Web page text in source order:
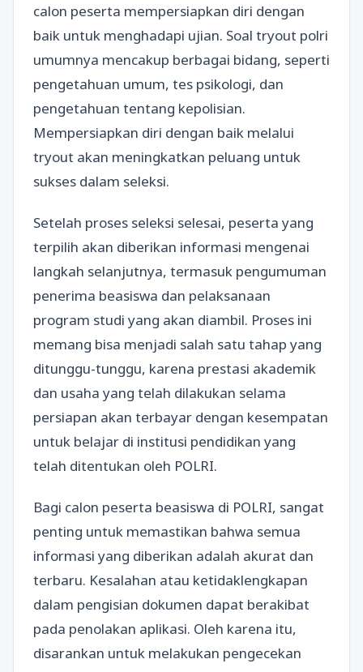
calon peserta mempersiapkan diri dengan
baik untuk menghadapi ujian. Soal tryout polri
umumnya mencakup berbagai bidang, seperti
pengetahuan umum, tes psikologi, dan
pengetahuan tentang kepolisian.
Mempersiapkan diri dengan baik melalui
tryout akan meningkatkan peluang untuk
sukses dalam seleksi.
Setelah proses seleksi selesai, peserta yang
terpilih akan diberikan informasi mengenai
langkah selanjutnya, termasuk pengumuman
penerima beasiswa dan pelaksanaan
program studi yang akan diambil. Proses ini
memang bisa menjadi salah satu tahap yang
ditunggu-tunggu, karena prestasi akademik
dan usaha yang telah dilakukan selama
persiapan akan terbayar dengan kesempatan
untuk belajar di institusi pendidikan yang
telah ditentukan oleh POLRI.
Bagi calon peserta beasiswa di POLRI, sangat
penting untuk memastikan bahwa semua
informasi yang diberikan adalah akurat dan
terbaru. Kesalahan atau ketidaklengkapan
dalam pengisian dokumen dapat berakibat
pada penolakan aplikasi. Oleh karena itu,
disarankan untuk melakukan pengecekan